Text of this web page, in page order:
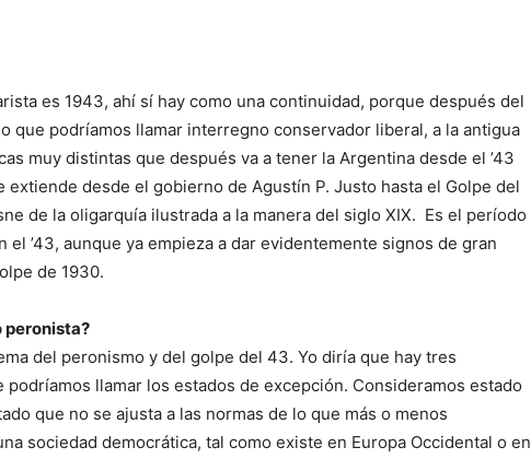
es 1943, ahí sí hay como una continuidad, porque después del
que podríamos llamar interregno conservador liberal, a la antigua
muy distintas que después va a tener la Argentina desde el ’43
extiende desde el gobierno de Agustín P. Justo hasta el Golpe del
de la oligarquía ilustrada a la manera del siglo XIX. Es el período
el ’43, aunque ya empieza a dar evidentemente signos de gran
de 1930.
peronista?
del peronismo y del golpe del 43. Yo diría que hay tres
llamar los estados de excepción. Consideramos estado
que no se ajusta a las normas de lo que más o menos
sociedad democrática, tal como existe en Europa Occidental o en